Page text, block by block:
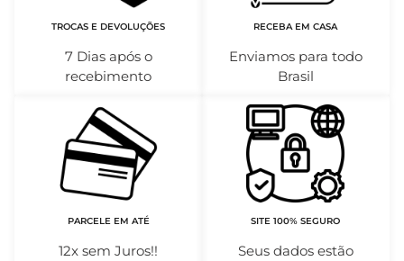
TROCAS E DEVOLUÇÕES
7 Dias após o
recebimento
RECEBA EM CASA
Enviamos para todo
Brasil
PARCELE EM ATÉ
12x sem Juros!!
SITE 100% SEGURO
Seus dados estão